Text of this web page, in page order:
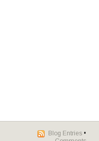
Blog Entries •